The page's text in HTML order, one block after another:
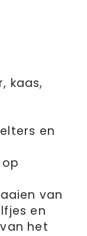
kaas,
en
van
en
het